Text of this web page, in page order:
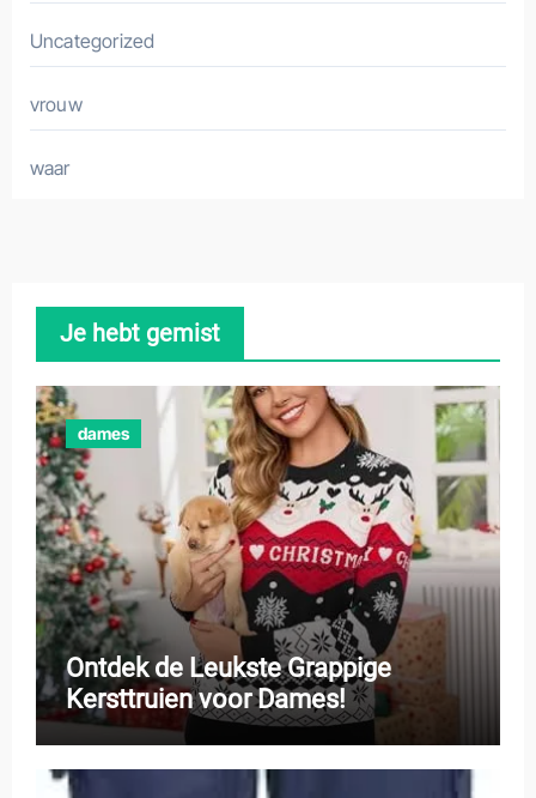
Uncategorized
vrouw
waar
Je hebt gemist
dames
Ontdek de Leukste Grappige
Kersttruien voor Dames!